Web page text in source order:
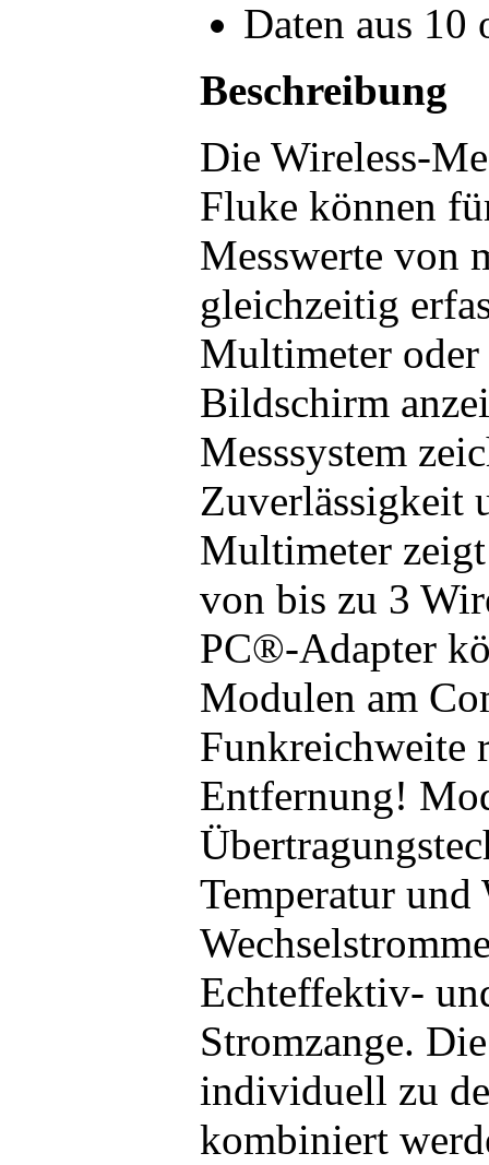
Daten aus 10
Beschreibung
Die Wireless-
Fluke können
Messwerte von
gleichzeitig
Multimeter oder
Bildschirm
Messsystem
Zuverlässigkeit
Multimeter
von bis zu 3
PC®-Adapter
Modulen am
Funkreichweite
Entfernung!
Temperatur und
Echteffektiv-
Stromzange.
individuell zu
kombiniert